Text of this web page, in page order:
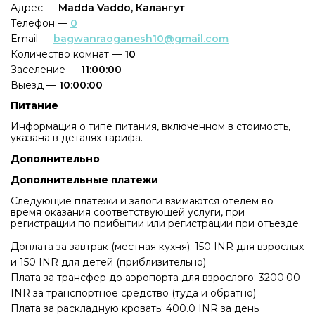
Адрес — Madda Vaddo, Калангут
Телефон — 0
Email — bagwanraoganesh10@gmail.com
Количество комнат — 10
Заселение — 11:00:00
Выезд — 10:00:00
Питание
Информация о типе питания, включенном в стоимость,
указана в деталях тарифа.
Дополнительно
Дополнительные платежи
Следующие платежи и залоги взимаются отелем во
время оказания соответствующей услуги, при
регистрации по прибытии или регистрации при отъезде.
Доплата за завтрак (местная кухня): 150 INR для взрослых
и 150 INR для детей (приблизительно)
Плата за трансфер до аэропорта для взрослого: 3200.00
INR за транспортное средство (туда и обратно)
Плата за раскладную кровать: 400.0 INR за день